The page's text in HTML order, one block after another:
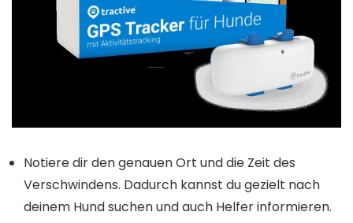
Notiere dir den genauen Ort und die Zeit des
Verschwindens. Dadurch kannst du gezielt nach
deinem Hund suchen und auch Helfer informieren.